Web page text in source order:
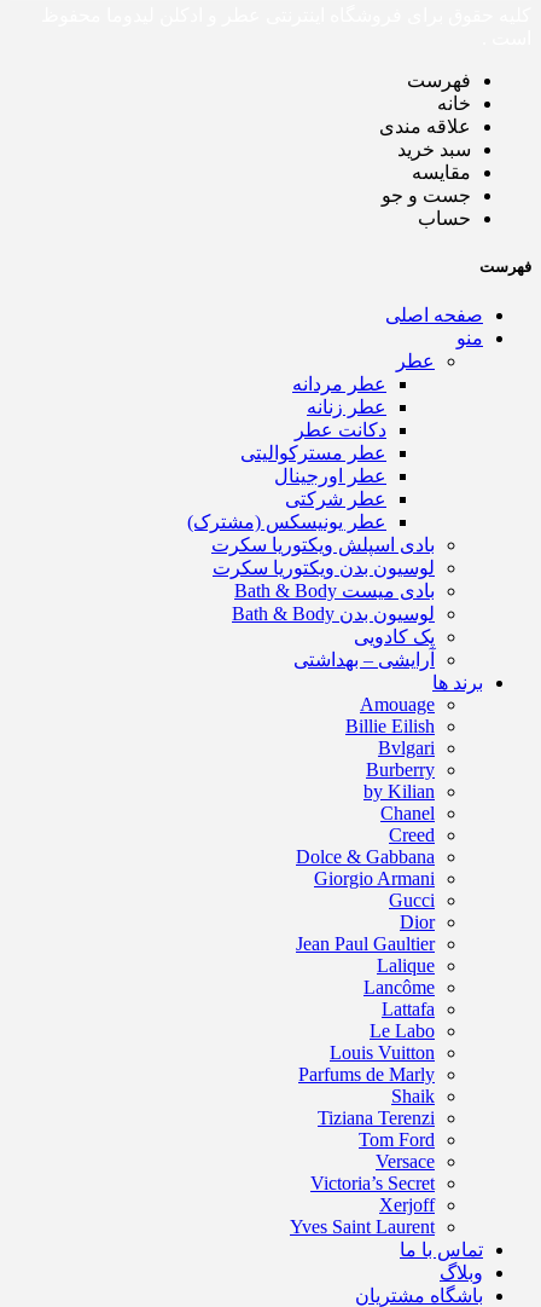
فهرست
خانه
علاقه مندی
سبد خرید
مقایسه
جست و جو
حساب
فهرست
صفحه اصلی
منو
عطر
عطر مردانه
عطر زنانه
دکانت عطر
عطر مسترکوالیتی
عطر اورجینال
عطر شرکتی
عطر یونیسکس (مشترک)
بادی اسپلش ویکتوریا سکرت
لوسیون بدن ویکتوریا سکرت
بادی میست Bath & Body
لوسیون بدن Bath & Body
پک کادویی
آرایشی – بهداشتی
برند ها
Amouage
Billie Eilish
Bvlgari
Burberry
by Kilian
Chanel
Creed
Dolce & Gabbana
Giorgio Armani
Gucci
Dior
Jean Paul Gaultier
Lalique
Lancôme
Lattafa
Le Labo
Louis Vuitton
Parfums de Marly
Shaik
Tiziana Terenzi
Tom Ford
Versace
Victoria’s Secret
Xerjoff
Yves Saint Laurent
تماس با ما
وبلاگ
باشگاه مشتریان